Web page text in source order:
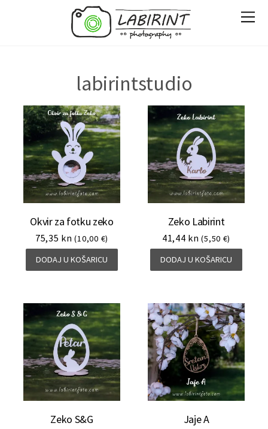
labirintstudio
Okvir za fotku zeko
75,35 kn (10,00 €)
DODAJ U KOŠARICU
Zeko Labirint
41,44 kn (5,50 €)
DODAJ U KOŠARICU
Zeko S&G Jaje A